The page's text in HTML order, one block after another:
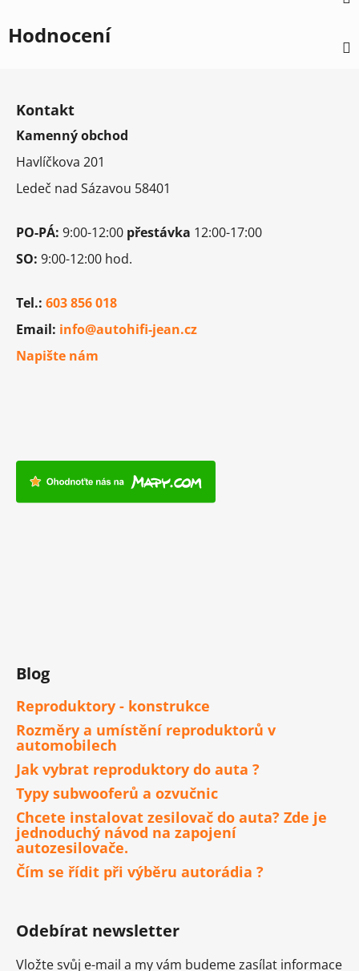
Hodnocení
Kontakt
Kamenný obchod
Havlíčkova 201
Ledeč nad Sázavou 58401
PO-PÁ: 9:00-12:00 přestávka 12:00-17:00
SO: 9:00-12:00 hod.
Tel.: 603 856 018
Email: info@autohifi-jean.cz
Napište nám
Blog
Reproduktory - konstrukce
Rozměry a umístění reproduktorů v
automobilech
Jak vybrat reproduktory do auta ?
Typy subwooferů a ozvučnic
Chcete instalovat zesilovač do auta? Zde je
jednoduchý návod na zapojení
autozesilovače.
Čím se řídit při výběru autorádia ?
Odebírat newsletter
Vložte svůj e-mail a my vám budeme zasílat informace